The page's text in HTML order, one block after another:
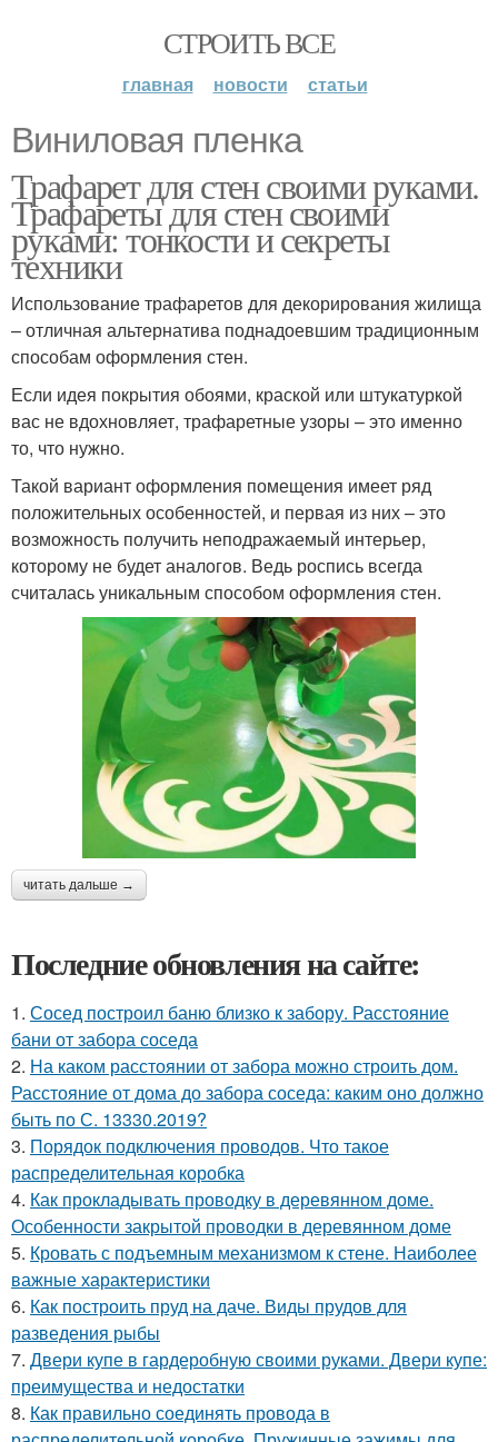
СТРОИТЬ ВСЕ
главная новости статьи
Виниловая пленка
Трафарет для стен своими руками.
Трафареты для стен своими
руками: тонкости и секреты
техники
Использование трафаретов для декорирования жилища
– отличная альтернатива поднадоевшим традиционным
способам оформления стен.
Если идея покрытия обоями, краской или штукатуркой
вас не вдохновляет, трафаретные узоры – это именно
то, что нужно.
Такой вариант оформления помещения имеет ряд
положительных особенностей, и первая из них – это
возможность получить неподражаемый интерьер,
которому не будет аналогов. Ведь роспись всегда
считалась уникальным способом оформления стен.
читать дальше →
Последние обновления на сайте:
1. Сосед построил баню близко к забору. Расстояние
бани от забора соседа
2. На каком расстоянии от забора можно строить дом.
Расстояние от дома до забора соседа: каким оно должно
быть по С. 13330.2019?
3. Порядок подключения проводов. Что такое
распределительная коробка
4. Как прокладывать проводку в деревянном доме.
Особенности закрытой проводки в деревянном доме
5. Кровать с подъемным механизмом к стене. Наиболее
важные характеристики
6. Как построить пруд на даче. Виды прудов для
разведения рыбы
7. Двери купе в гардеробную своими руками. Двери купе:
преимущества и недостатки
8. Как правильно соединять провода в